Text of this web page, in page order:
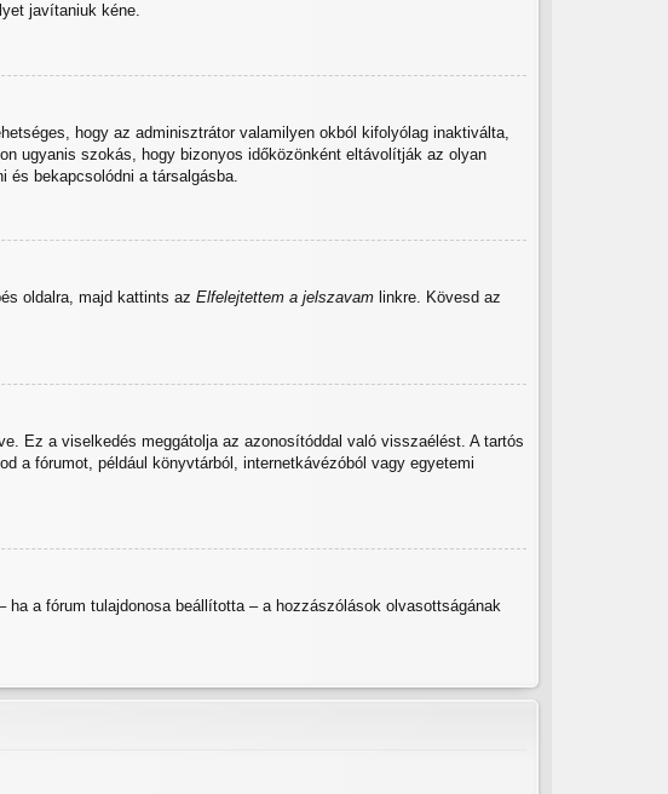
javítaniuk kéne.
hogy az adminisztrátor valamilyen okból kifolyólag inaktiválta,
ugyanis szokás, hogy bizonyos időközönként eltávolítják az olyan
bekapcsolódni a társalgásba.
oldalra, majd kattints az Elfelejtettem a jelszavam linkre. Kövesd az
Ez a viselkedés meggátolja az azonosítóddal való visszaélést. A tartós
a fórumot, például könyvtárból, internetkávézóból vagy egyetemi
a fórum tulajdonosa beállította – a hozzászólások olvasottságának